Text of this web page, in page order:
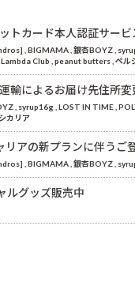
ットカード本人認証サー
BIGMAMA 銀杏BOYZ
Club peanut butters ペル
運輸によるお届け先住所
syrup16g LOST IN TIME
カリア
リアの新プランに伴う
BIGMAMA 銀杏BOYZ
ルグッズ販売中